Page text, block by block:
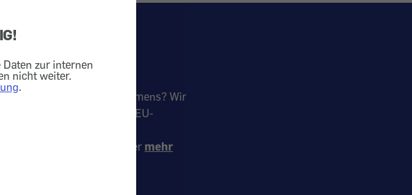
zur internen
nicht weiter.
.
ausländischen Unternehmens? Wir
mit Firmen aus dem EU-
ganz ohne
ausfüllen oder mehr